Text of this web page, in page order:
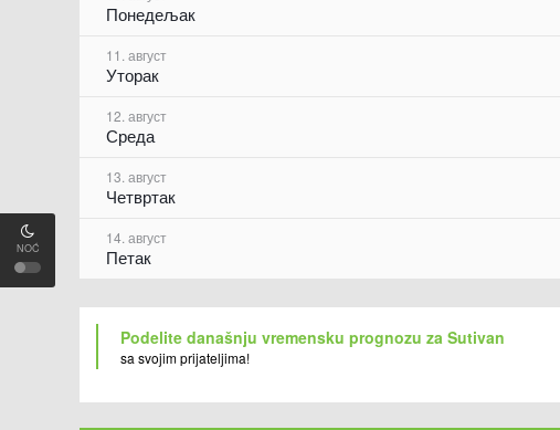
NOĆ
Понедељак
11. август
Уторак
12. август
Среда
13. август
Четвртак
14. август
Петак
Podelite današnju vremensku prognozu za Sutivan
sa svojim prijateljima!